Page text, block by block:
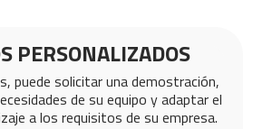
PERSONALIZADOS
puede solicitar una demostración,
de su equipo y adaptar el
a los requisitos de su empresa.